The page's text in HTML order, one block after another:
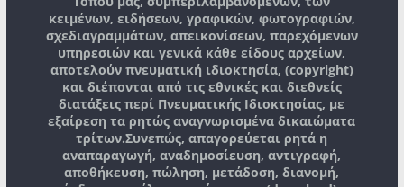
κειμένων, ειδήσεων, γραφικών, φωτογραφιών,
σχεδιαγραμμάτων, απεικονίσεων, παρεχόμενων
υπηρεσιών και γενικά κάθε είδους αρχείων,
αποτελούν πνευματική ιδιοκτησία, (copyright)
και διέπονται από τις εθνικές και διεθνείς
διατάξεις περί Πνευματικής Ιδιοκτησίας, με
εξαίρεση τα ρητώς αναγνωρισμένα δικαιώματα
τρίτων.Συνεπώς, απαγορεύεται ρητά η
αναπαραγωγή, αναδημοσίευση, αντιγραφή,
αποθήκευση, πώληση, μετάδοση, διανομή,